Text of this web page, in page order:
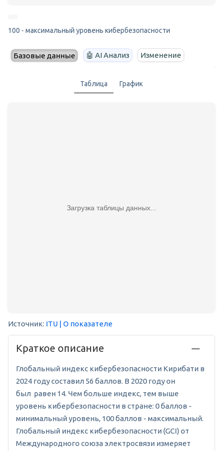
100 - максимальный уровень кибербезопасности
Базовые данные 🤖 AI Анализ Изменение
Таблица График
Загрузка таблицы данных...
Источник: ITU | О показателе
Краткое описание
Глобальный индекс кибербезопасности Кирибати в
2024 году составил 56 баллов. В 2020 году он
был равен 14. Чем больше индекс, тем выше
уровень кибербезопасности в стране: 0 баллов -
минимальный уровень, 100 баллов - максимальный.
Глобальный индекс кибербезопасности (GCI) от
Международного союза электросвязи измеряет